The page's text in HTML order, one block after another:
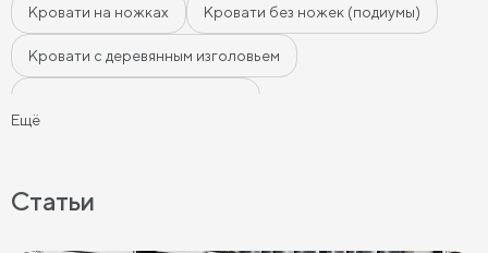
Кровати на ножках Кровати без ножек (подиумы)
Кровати с деревянным изголовьем
Ещё
Статьи